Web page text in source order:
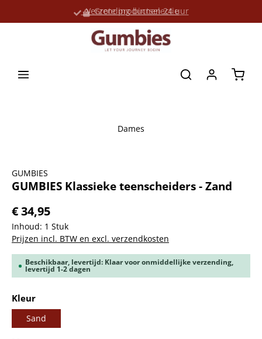
Verzending binnen 24 uur
Grote productselectie
Dames
GUMBIES
GUMBIES Klassieke teenscheiders - Zand
€ 34,95
Inhoud: 1 Stuk
Prijzen incl. BTW en excl. verzendkosten
Beschikbaar, levertijd: Klaar voor onmiddellijke verzending,
levertijd 1-2 dagen
Selecteer
Kleur
Sand